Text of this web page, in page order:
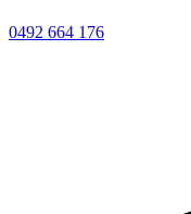
0492 664 176